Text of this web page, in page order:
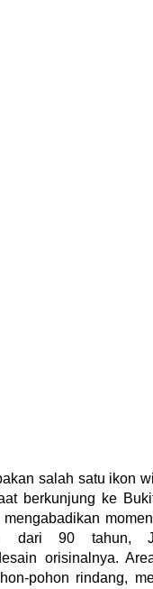
salah satu ikon
berkunjung ke
dari 90 tahun,
orisinalnya.
pohon rindang,